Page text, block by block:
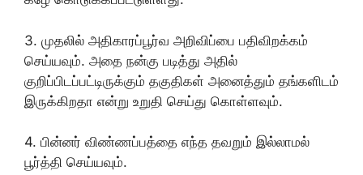
3. முதலில் அதிகாரப்பூர்வ அறிவிப்பை பதிவிறக்கம்
செய்யவும். அதை நன்கு படித்து அதில்
குறிப்பிடப்பட்டிருக்கும் தகுதிகள் அனைத்தும் தங்களிடம்
இருக்கிறதா என்று உறுதி செய்து கொள்ளவும்.
4. பின்னர் விண்ணப்பத்தை எந்த தவறும் இல்லாமல்
பூர்த்தி செய்யவும்.